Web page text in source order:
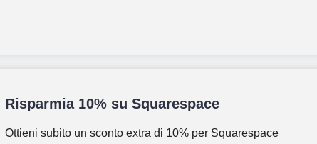
Risparmia 10% su Squarespace
Ottieni subito un sconto extra di 10% per Squarespace